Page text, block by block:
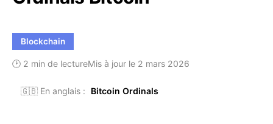
Blockchain
🕑 2 min de lectureMis à jour le 2 mars 2026
🇬🇧 En anglais : Bitcoin Ordinals